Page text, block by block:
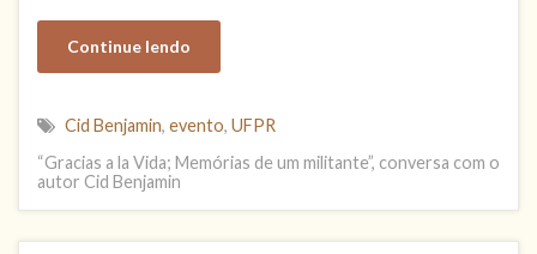
Continue lendo
Cid Benjamin, evento, UFPR
“Gracias a la Vida; Memórias de um militante”, conversa com o
autor Cid Benjamin